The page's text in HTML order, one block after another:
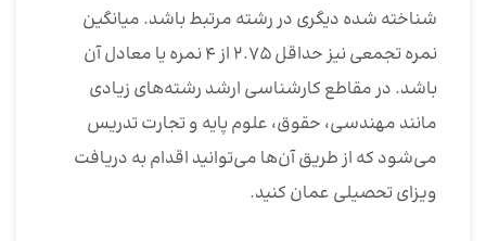
شناخته شده دیگری در رشته مرتبط باشد. میانگین
نمره تجمعی نیز حداقل ۲.۷۵ از ۴ نمره یا معادل آن
باشد. در مقاطع کارشناسی ارشد رشته‌های زیادی
مانند مهندسی، حقوق، علوم پایه و تجارت تدریس
می‌شود که از طریق آن‌ها می‌توانید اقدام به دریافت
ویزای تحصیلی عمان کنید.